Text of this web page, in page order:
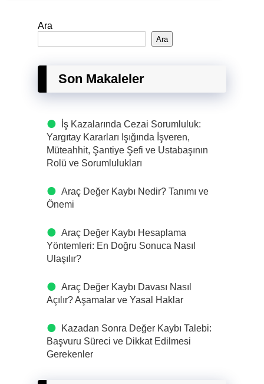
Ara
Ara
Son Makaleler
İş Kazalarında Cezai Sorumluluk:
Yargıtay Kararları Işığında İşveren,
Müteahhit, Şantiye Şefi ve Ustabaşının
Rolü ve Sorumlulukları
Araç Değer Kaybı Nedir? Tanımı ve
Önemi
Araç Değer Kaybı Hesaplama
Yöntemleri: En Doğru Sonuca Nasıl
Ulaşılır?
Araç Değer Kaybı Davası Nasıl
Açılır? Aşamalar ve Yasal Haklar
Kazadan Sonra Değer Kaybı Talebi:
Başvuru Süreci ve Dikkat Edilmesi
Gerekenler